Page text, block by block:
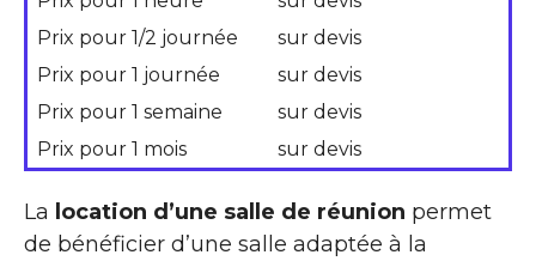
Prix pour 1/2 journée
sur devis
Prix pour 1 journée
sur devis
Prix pour 1 semaine
sur devis
Prix pour 1 mois
sur devis
La location d’une salle de réunion permet
de bénéficier d’une salle adaptée à la